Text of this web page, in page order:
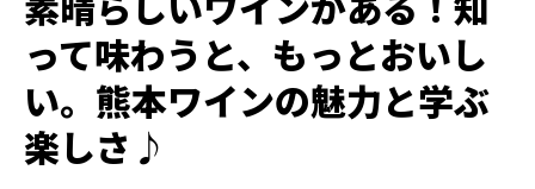
って味わうと、もっとおいし
い。熊本ワインの魅力と学ぶ
楽しさ♪